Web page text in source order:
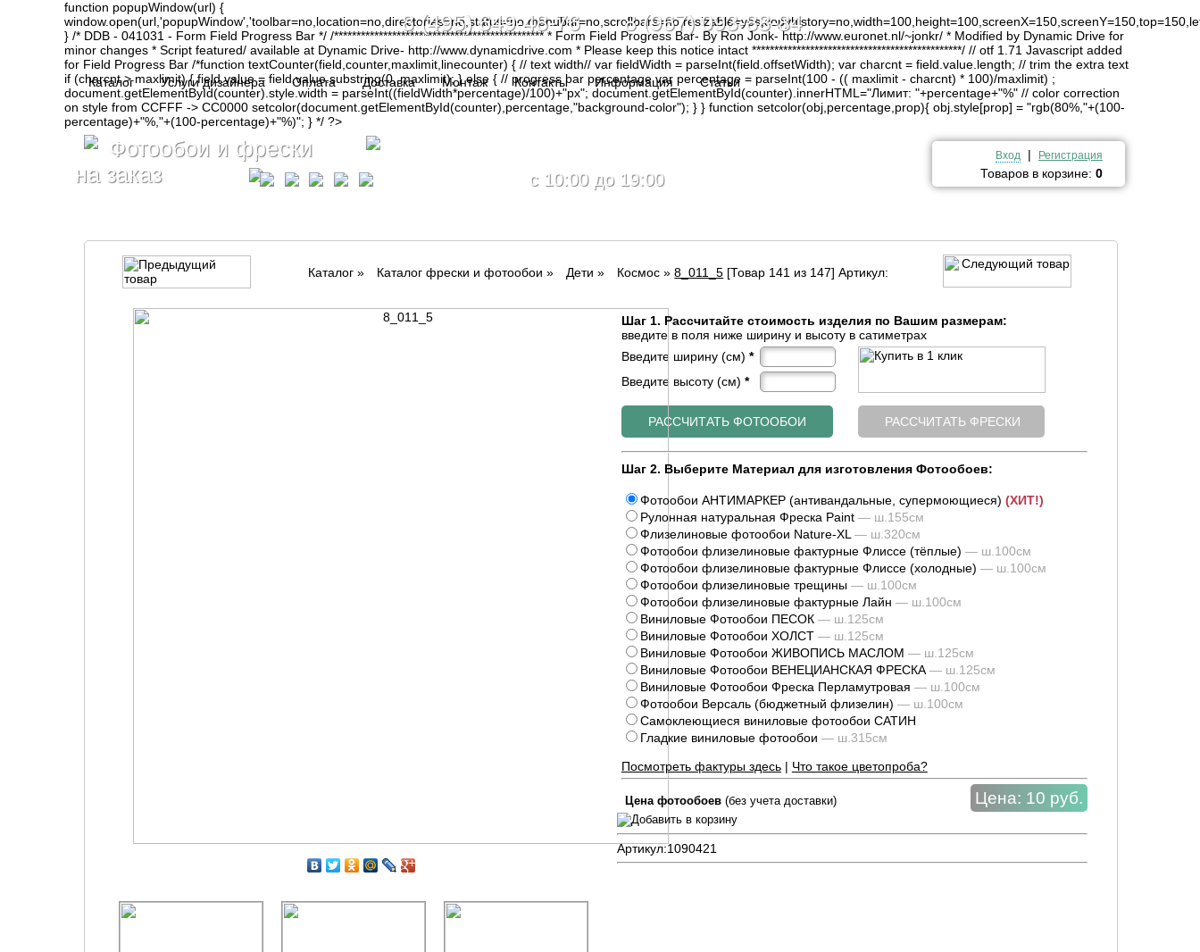
function popupWindow(url) {
} /* DDB - 041031 - Form Field Progress Bar */ /*********************************************** * Form Field Progress Bar- By Ron Jonk- http://www.euronet.nl/~jonkr/ * Modified by Dynamic Drive for
minor changes * Script featured/ available at Dynamic Drive- http://www.dynamicdrive.com * Please keep this notice intact ***********************************************/ // otf 1.71 Javascript added
for Field Progress Bar /*function textCounter(field,counter,maxlimit,linecounter) { // text width// var fieldWidth = parseInt(field.offsetWidth); var charcnt = field.value.length; // trim the extra text
if (charcnt > maxlimit) { field.value = field.value.substring(0, maxlimit); } else { // progress bar percentage var percentage = parseInt(100 - (( maxlimit - charcnt) * 100)/maxlimit) ;
document.getElementById(counter).style.width = parseInt((fieldWidth*percentage)/100)+"px"; document.getElementById(counter).innerHTML="Лимит: "+percentage+"%" // color correction
on style from CCFFF -> CC0000 setcolor(document.getElementById(counter),percentage,"background-color"); } } function setcolor(obj,percentage,prop){ obj.style[prop] = "rgb(80%,"+(100-
percentage)+"%,"+(100-percentage)+"%)"; } */ ?>
Фотообои и фрески
на заказ
8 (495) 649-48-76 8 (967) 093-88-84
c 10:00 до 19:00
Вход | Регистрация
Товаров в корзине: 0
Каталог Услуги дизайнера Оплата Доставка Монтаж Контакты Информация Статьи
Каталог » Каталог фрески и фотообои » Дети » Космос »8_011_5 [Товар 141 из 147] Артикул:
Шаг 1. Рассчитайте стоимость изделия по Вашим размерам:
введите в поля ниже ширину и высоту в сатиметрах
Введите ширину (см) *
Введите высоту (см) *
Шаг 2. Выберите Материал для изготовления Фотообоев:
Фотообои АНТИМАРКЕР (антивандальные, супермоющиеся) (ХИТ!)
Рулонная натуральная Фреска Paint — ш.155см
Флизелиновые фотообои Nature-XL — ш.320см
Фотообои флизелиновые фактурные Флиссе (тёплые) — ш.100см
Фотообои флизелиновые фактурные Флиссе (холодные) — ш.100см
Фотообои флизелиновые трещины — ш.100см
Фотообои флизелиновые фактурные Лайн — ш.100см
Виниловые Фотообои ПЕСОК — ш.125см
Виниловые Фотообои ХОЛСТ — ш.125см
Виниловые Фотообои ЖИВОПИСЬ МАСЛОМ — ш.125см
Виниловые Фотообои ВЕНЕЦИАНСКАЯ ФРЕСКА — ш.125см
Виниловые Фотообои Фреска Перламутровая — ш.100см
Фотообои Версаль (бюджетный флизелин) — ш.100см
Самоклеющиеся виниловые фотообои САТИН
Гладкие виниловые фотообои — ш.315см
Посмотреть фактуры здесь| Что такое цветопроба?
Цена фотообоев (без учета доставки) Цена: 10 руб.
Артикул:1090421